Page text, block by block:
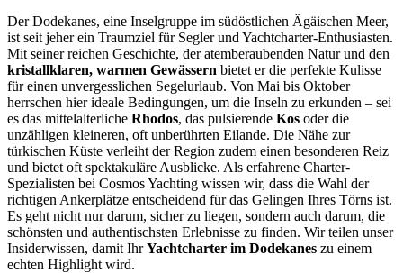
Der Dodekanes, eine Inselgruppe im südöstlichen Ägäischen Meer,
ist seit jeher ein Traumziel für Segler und Yachtcharter-Enthusiasten.
Mit seiner reichen Geschichte, der atemberaubenden Natur und den
kristallklaren, warmen Gewässern bietet er die perfekte Kulisse
für einen unvergesslichen Segelurlaub. Von Mai bis Oktober
herrschen hier ideale Bedingungen, um die Inseln zu erkunden – sei
es das mittelalterliche Rhodos, das pulsierende Kos oder die
unzähligen kleineren, oft unberührten Eilande. Die Nähe zur
türkischen Küste verleiht der Region zudem einen besonderen Reiz
und bietet oft spektakuläre Ausblicke. Als erfahrene Charter-
Spezialisten bei Cosmos Yachting wissen wir, dass die Wahl der
richtigen Ankerplätze entscheidend für das Gelingen Ihres Törns ist.
Es geht nicht nur darum, sicher zu liegen, sondern auch darum, die
schönsten und authentischsten Erlebnisse zu finden. Wir teilen unser
Insiderwissen, damit IhrYachtcharter im Dodekanes zu einem
echten Highlight wird.